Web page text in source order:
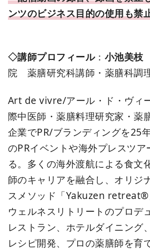
ンツのビジネス目的の使用も禁
◇講師プロフィール： 小池美枝
院 薬膳研究科講師・薬膳科調
Art de vivre/アール・ド・ヴィ
際中医師・薬膳料理研究家・薬
企業でPR/ブランディングを25
のPRイベントや海外プレスツア
る。多くの海外渡航による食文
師のキャリアを融合し、オリジ
スメソッド「Yakuzen retreat®
ウェルネスリトリートのプロデ
レストラン、ホテルダイニング
レシピ開発、プロの薬膳師を育